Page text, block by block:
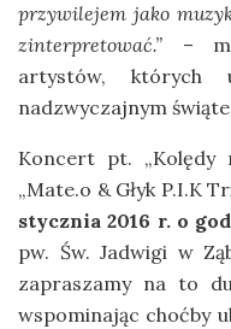
przywilejem jako
zinterpretować.” –
artystów, których
nadzwyczajnym
Koncert pt. „Kolędy
„Mate.o & Głyk P.I.K
stycznia 2016 r. o
pw. Św. Jadwigi w
zapraszamy na to
wspominając choćby